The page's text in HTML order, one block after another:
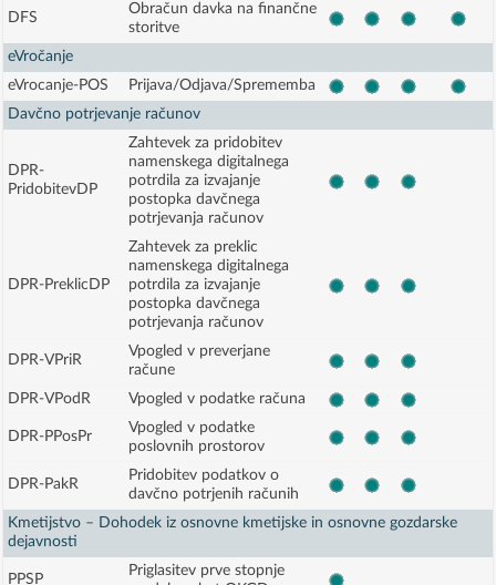
DFS
Obračun davka na finančne
storitve
eVročanje
eVrocanje-POS
Prijava/Odjava/Sprememba
Davčno potrjevanje računov
DPR-
PridobitevDP
Zahtevek za pridobitev
namenskega digitalnega
potrdila za izvajanje
postopka davčnega
potrjevanja računov
DPR-PreklicDP
Zahtevek za preklic
namenskega digitalnega
potrdila za izvajanje
postopka davčnega
potrjevanja računov
DPR-VPriR
Vpogled v preverjane
račune
DPR-VPodR
Vpogled v podatke računa
DPR-PPosPr
Vpogled v podatke
poslovnih prostorov
DPR-PakR
Pridobitev podatkov o
davčno potrjenih računih
Kmetijstvo – Dohodek iz osnovne kmetijske in osnovne gozdarske
dejavnosti
PPSP
Priglasitev prve stopnje